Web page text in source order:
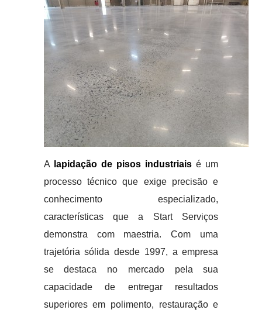
A lapidação de pisos industriais é um
processo técnico que exige precisão e
conhecimento especializado,
características que a Start Serviços
demonstra com maestria. Com uma
trajetória sólida desde 1997, a empresa
se destaca no mercado pela sua
capacidade de entregar resultados
superiores em polimento, restauração e